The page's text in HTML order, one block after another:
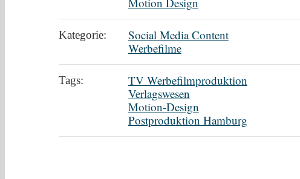
Kategorie:
Social Media Content
Werbefilme
Tags:
TV Werbefilmproduktion
Verlagswesen
Motion-Design
Postproduktion Hamburg